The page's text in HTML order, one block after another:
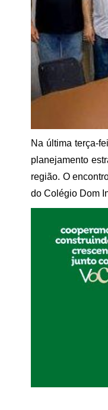
Na última terça-
planejamento
região. O
do Colégio Dom